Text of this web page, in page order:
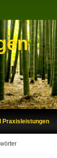
Praxisleistungen